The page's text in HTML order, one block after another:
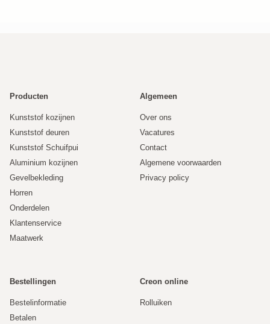
Producten
Kunststof kozijnen
Kunststof deuren
Kunststof Schuifpui
Aluminium kozijnen
Gevelbekleding
Horren
Onderdelen
Klantenservice
Maatwerk
Algemeen
Over ons
Vacatures
Contact
Algemene voorwaarden
Privacy policy
Bestellingen
Bestelinformatie
Betalen
Creon online
Rolluiken